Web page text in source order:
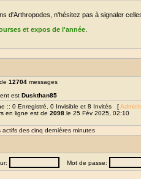
d'Arthropodes, n'hésitez pas à signaler
et expos de l'année
12704 messages
est Duskthan85
:: 0 Enregistré, 0 Invisible et 8 Invités [
en ligne est de 2098 le 25 Fév 2025, 02:10
des cinq dernières minutes
Mot de passe: